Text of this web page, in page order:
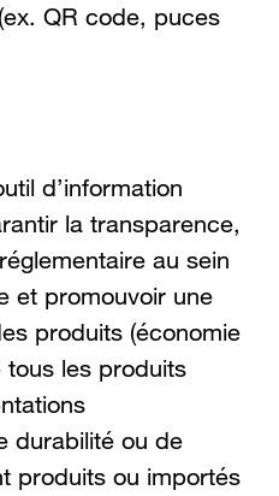
QR code, puces
d’information
la transparence,
au sein
et promouvoir une
produits (économie
tous les produits
durabilité ou de
produits ou importés